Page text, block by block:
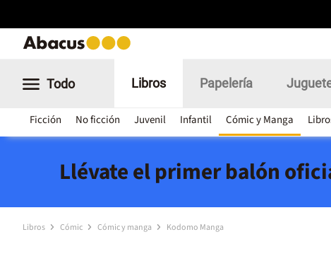
Todo Libros
Ficción No ficción Juvenil Infantil Cómic y Manga
Papelería
Llévate el primer balón
Libros Cómic Cómic y manga Kodomo Manga